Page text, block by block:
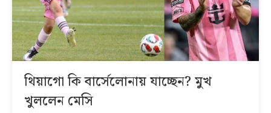
থিয়াগো কি বার্সেলোনায় যাচ্ছেন? মুখ
খুললেন মেসি